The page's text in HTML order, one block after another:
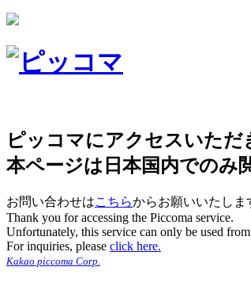
ピッコマにアクセスいただ
本ページは日本国内でのみ
お問い合わせはこちらからお願いいたしま
Thank you for accessing the Piccoma service.
Unfortunately, this service can only be used from
For inquiries, please click here.
Kakao piccoma Corp.